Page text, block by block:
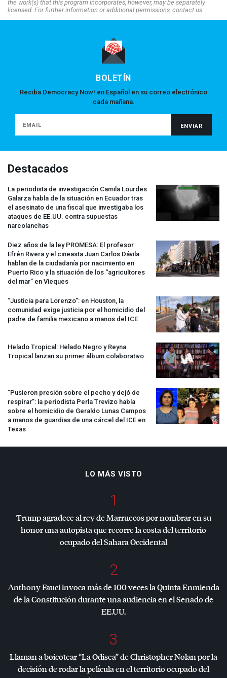
the work(s) that this program incorporates, however, may be separately
licensed. For further information or additional permissions, contact us.
BOLETÍN
Reciba Democracy Now! en Español en su correo electrónico
cada mañana.
Destacados
La periodista de investigación Camila Lourdes
Galarza habla de la situación en Ecuador tras
el asesinato de una fiscal que investigaba los
ataques de EE.UU. contra supuestas
narcolanchas
Diez años de la ley PROMESA: El profesor
Efrén Rivera y el cineasta Juan Carlos Dávila
hablan de la ciudadanía por nacimiento en
Puerto Rico y la situación de los “agricultores
del mar” en Vieques
“Justicia para Lorenzo”: en Houston, la
comunidad exige justicia por el homicidio del
padre de familia mexicano a manos del ICE
Helado Tropical: Helado Negro y Reyna
Tropical lanzan su primer álbum colaborativo
“Pusieron presión sobre el pecho y dejó de
respirar”: la periodista Perla Trevizo habla
sobre el homicidio de Geraldo Lunas Campos
a manos de guardias de una cárcel del ICE en
Texas
LO MÁS VISTO
1
Trump agradece al rey de Marruecos por nombrar en su
honor una autopista que recorre la costa del territorio
ocupado del Sahara Occidental
2
Anthony Fauci invoca más de 100 veces la Quinta Enmienda
de la Constitución durante una audiencia en el Senado de
EE.UU.
3
Llaman a boicotear “La Odisea” de Christopher Nolan por la
decisión de rodar la película en el territorio ocupado del